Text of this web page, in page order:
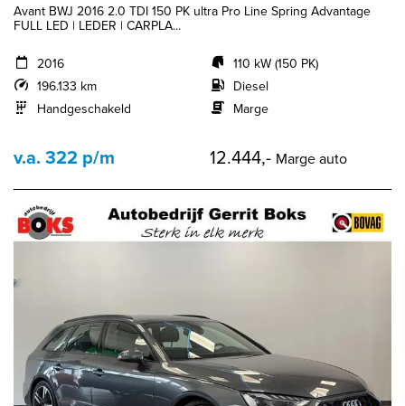
Avant BWJ 2016 2.0 TDI 150 PK ultra Pro Line Spring Advantage
FULL LED | LEDER | CARPLA...
2016
196.133 km
Handgeschakeld
110 kW (150 PK)
Diesel
Marge
v.a. 322 p/m 12.444,- Marge auto